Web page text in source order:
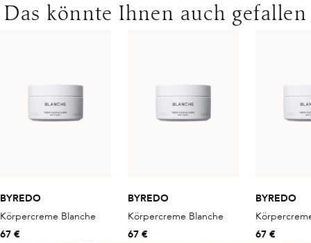
Das könnte Ihnen auch gefallen
BYREDO
Körpercreme Blanche
67 €
BYREDO
Körpercreme Blanche
67 €
BYREDO
67 €